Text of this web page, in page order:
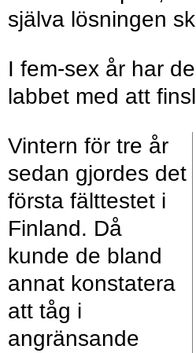
själva lösningen
I fem-sex år har
labbet med att
Vintern för tre år
sedan gjordes det
första fälttestet i
Finland. Då
kunde de bland
annat konstatera
att tåg i
angränsande